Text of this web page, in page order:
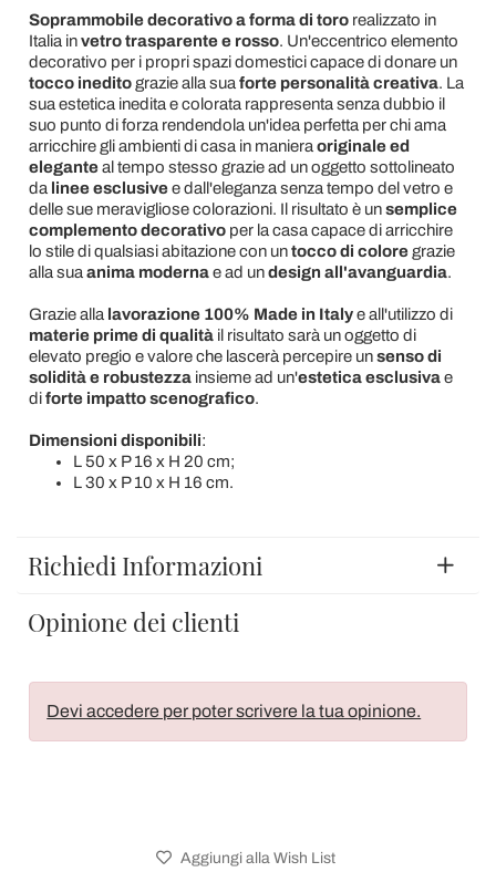
Soprammobile decorativo a forma di toro realizzato in
Italia invetro trasparente e rosso. Un'eccentrico elemento
decorativo per i propri spazi domestici capace di donare un
tocco ineditograzie alla sua forte personalità creativa. La
sua estetica inedita e colorata rappresenta senza dubbio il
suo punto di forza rendendola un'idea perfetta per chi ama
arricchire gli ambienti di casa in maniera originale ed
eleganteal tempo stesso grazie ad un oggetto sottolineato
da linee esclusivee dall'eleganza senza tempo del vetro e
delle sue meravigliose colorazioni. Il risultato è unsemplice
complemento decorativo per la casa capace di arricchire
lo stile di qualsiasi abitazione con untocco di coloregrazie
alla sua anima modernae ad undesign all'avanguardia.
Grazie alla lavorazione 100% Made in Italye all'utilizzo di
materie prime di qualitàil risultato sarà un oggetto di
elevato pregio e valore che lascerà percepire unsenso di
solidità e robustezza insieme ad un'estetica esclusivae
diforte impatto scenografico.
Dimensioni disponibili:
L 50 x P 16 x H 20 cm;
L 30 x P 10 x H 16 cm.
Richiedi Informazioni
Opinione dei clienti
Devi accedere per poter scrivere la tua opinione.
Aggiungi alla Wish List